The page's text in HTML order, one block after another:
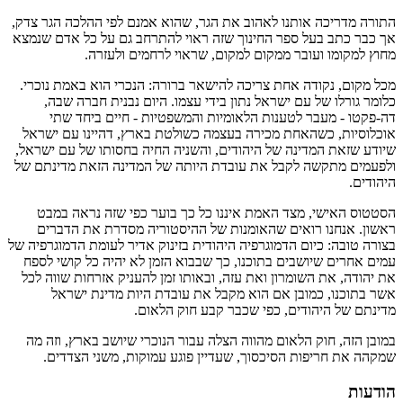
התורה מדריכה אותנו לאהוב את הגר, שהוא אמנם לפי ההלכה הגר צדק,
אך כבר כתב בעל ספר החינוך שזה ראוי להתרחב גם על כל אדם שנמצא
מחוץ למקומו ועובר ממקום למקום, שראוי לרחמים ולעזרה.
מכל מקום, נקודה אחת צריכה להישאר ברורה: הנכרי הוא באמת נוכרי.
כלומר גורלו של עם ישראל נתון בידי עצמו. היום נבנית חברה שבה,
דה-פקטו - מעבר לטענות הלאומיות והמשפטיות - חיים ביחד שתי
אוכלוסיות, כשהאחת מכירה בעצמה כשולטת בארץ, דהיינו עם ישראל
שיודע שזאת המדינה של היהודים, והשניה החיה בחסותו של עם ישראל,
ולפעמים מתקשה לקבל את עובדת היותה של המדינה הזאת מדינתם של
היהודים.
הסטטוס האישי, מצד האמת איננו כל כך בוער כפי שזה נראה במבט
ראשון. אנחנו רואים שהאומנות של ההיסטוריה מסדרת את הדברים
בצורה טובה: כיום הדמוגרפיה היהודית בזינוק אדיר לעומת הדמוגרפיה של
עמים אחרים שיושבים בתוכנו, כך שבבוא הזמן לא יהיה כל קושי לספח
את יהודה, את השומרון ואת עזה, ובאותו זמן להעניק אזרחות שווה לכל
אשר בתוכנו, כמובן אם הוא מקבל את עובדת היות מדינת ישראל
מדינתם של היהודים, כפי שכבר קבע חוק הלאום.
במובן הזה, חוק הלאום מהווה הצלה עבור הנוכרי שיושב בארץ, וזה מה
שמקהה את חריפות הסיכסוך, שעדיין פוגע עמוקות, משני הצדדים.
הודעות